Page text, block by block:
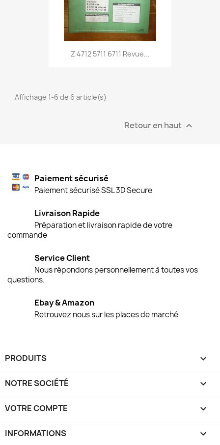
Z 4712 5711 6711 Revue...
Affichage 1-6 de 6 article(s)
Retour en haut 
Paiement sécurisé
Paiement sécurisé SSL 3D Secure
Livraison Rapide
Préparation et livraison rapide de votre
commande
Service Client
Nous répondons personnellement à toutes vos
questions.
Ebay & Amazon
Retrouvez nous sur les places de marché
PRODUITS 
NOTRE SOCIÉTÉ 
VOTRE COMPTE 
INFORMATIONS keyboard_arrow_down